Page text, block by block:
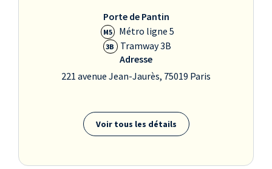
Porte de Pantin
M5 Métro ligne 5
3B
Tramway 3B
Adresse
221 avenue Jean-Jaurès, 75019 Paris
Voir tous les détails